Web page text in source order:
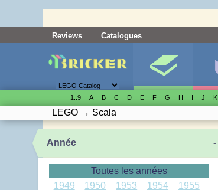
Reviews Catalogues
1..9 A B C D E F G H I J K
LEGO → Scala
Année -
Toutes les années
1949
1950 1953 1954
1955